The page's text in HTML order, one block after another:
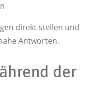
direkt stellen und
Antworten.
der